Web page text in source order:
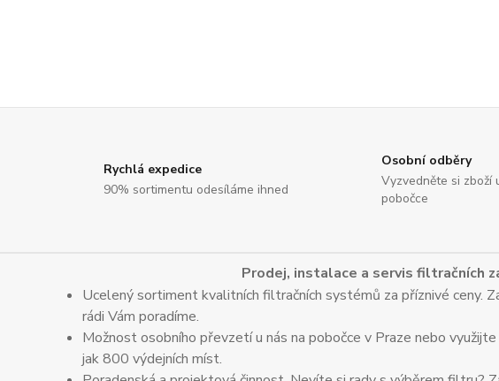
Rychlá expedice
90% sortimentu odesíláme ihned
Osobní odběry
Vyzvedněte si zboží
pobočce
Prodej, instalace a servis filtračních
Ucelený sortiment kvalitních filtračních systémů za příznivé ceny.
rádi Vám poradíme.
Možnost osobního převzetí u nás na pobočce v Praze nebo využijte
jak 800 výdejních míst.